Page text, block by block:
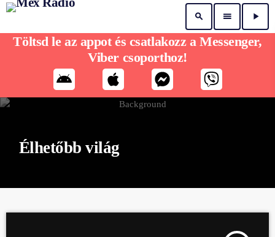
search menu play_arrow
Élhetőbb világ
Töltsd le az appot és csatlakozz a Messenger,
Viber csoporthoz!